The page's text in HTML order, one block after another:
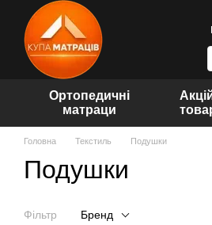
Перейти до основного контенту
Ортопедичні
матраци
Головна Текстиль Подушки
Подушки
Фільтр Бренд